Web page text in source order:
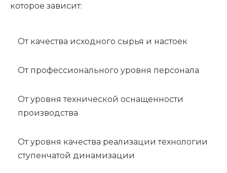
кото­рое зави­сит:
От каче­ства исход­но­го сырья и насто­ек
От профес­сио­наль­но­го уров­ня персо­на­ла
От уров­ня техни­че­ской осна­щен­но­сти
произ­вод­ства
От уров­ня каче­ства реали­за­ции техно­ло­гии
ступен­ча­той дина­ми­за­ции